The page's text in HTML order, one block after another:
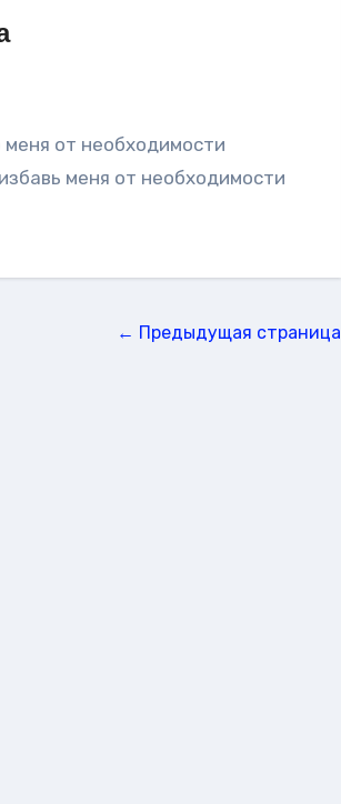
меня от необходимости
← Предыдущая страница